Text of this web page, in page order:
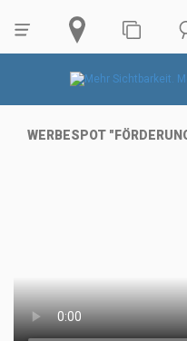
WERBESPOT